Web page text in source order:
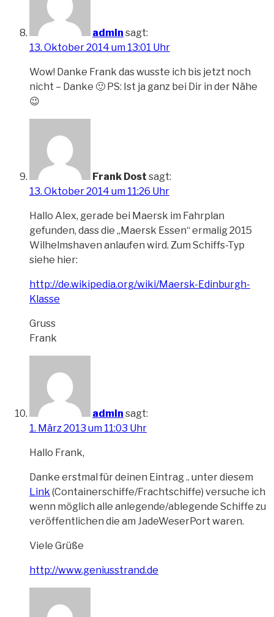
admin sagt:
13. Oktober 2014 um 13:01 Uhr
Wow! Danke Frank das wusste ich bis jetzt noch
nicht – Danke 🙂 PS: Ist ja ganz bei Dir in der Nähe
😉
Frank Dost sagt:
13. Oktober 2014 um 11:26 Uhr
Hallo Alex, gerade bei Maersk im Fahrplan
gefunden, dass die „Maersk Essen“ ermalig 2015
Wilhelmshaven anlaufen wird. Zum Schiffs-Typ
siehe hier:
http://de.wikipedia.org/wiki/Maersk-Edinburgh-
Klasse
Gruss
Frank
admin sagt:
1. März 2013 um 11:03 Uhr
Hallo Frank,
Danke erstmal für deinen Eintrag .. unter diesem
Link (Containerschiffe/Frachtschiffe) versuche ich
wenn möglich alle anlegende/ablegende Schiffe zu
veröffentlichen die am JadeWeserPort waren.
Viele Grüße
http://www.geniusstrand.de